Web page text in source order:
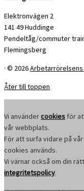
Elektronvägen 2
141 49 Huddinge
Pendeltåg/commuter
Flemingsberg
· © 2026
Åter till toppen
Vi användercookies för
vår webbplats.
För att surfa vidare på
cookies används.
Vi värnar också om din
integritetspolicy.